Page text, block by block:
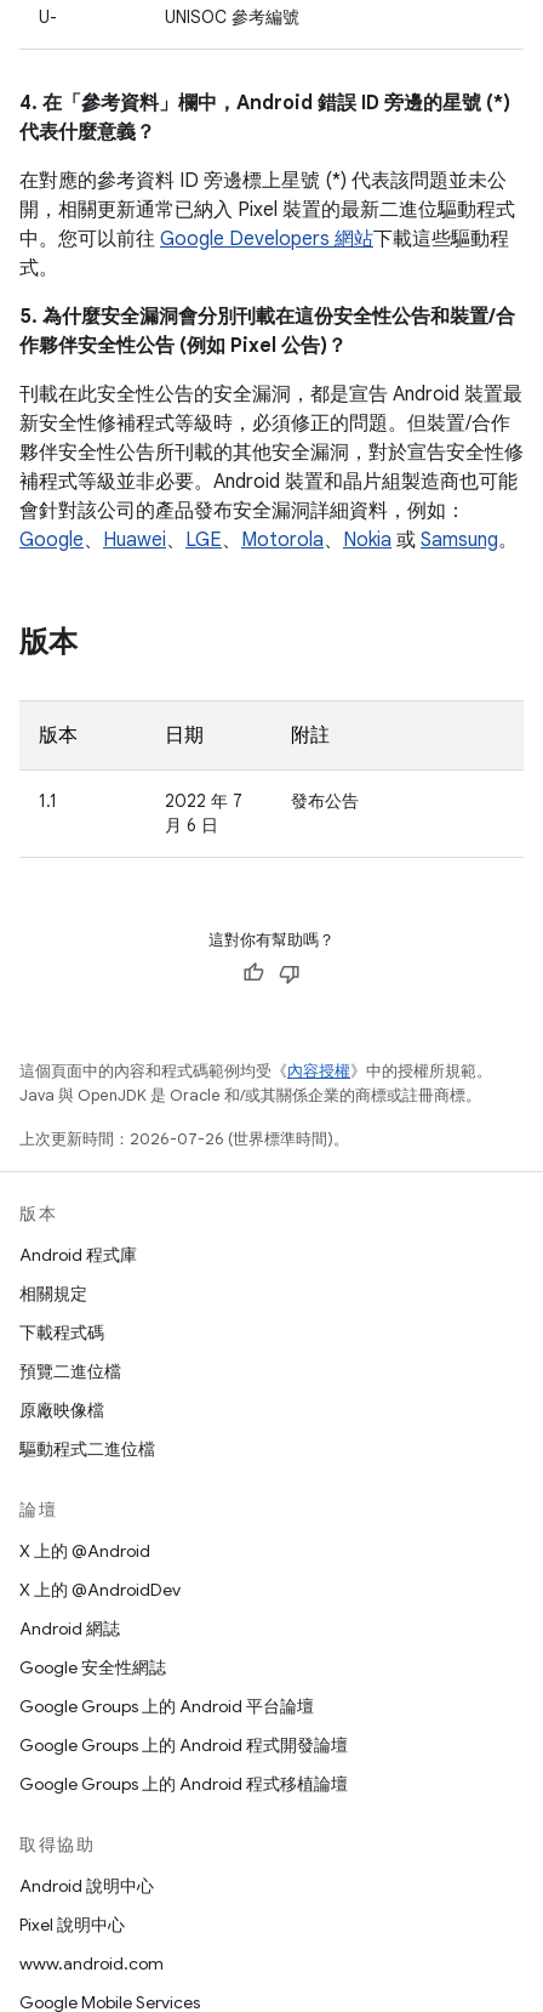
U- UNISOC 參考編號
4. 在「參考資料」 欄中，Android 錯誤 ID 旁邊的星號 (*)
代表什麼意義？
在對應的參考資料 ID 旁邊標上星號 (*) 代表該問題並未公
開，相關更新通常已納入 Pixel 裝置的最新二進位驅動程式
中。您可以前往 Google Developers 網站下載這些驅動程
式。
5. 為什麼安全漏洞會分別刊載在這份安全性公告和裝置/合
作夥伴安全性公告 (例如 Pixel 公告)？
刊載在此安全性公告的安全漏洞，都是宣告 Android 裝置最
新安全性修補程式等級時，必須修正的問題。但裝置/合作
夥伴安全性公告所刊載的其他安全漏洞，對於宣告安全性修
補程式等級並非必要。Android 裝置和晶片組製造商也可能
會針對該公司的產品發布安全漏洞詳細資料，例如：
Google、 Huawei、 LGE、 Motorola、 Nokia 或 Samsung。
版本
版本 日期 附註
1.1
2022 年 7
月 6 日
發布公告
這對你有幫助嗎？
這個頁面中的內容和程式碼範例均受《內容授權》中的授權所規範。
Java 與 OpenJDK 是 Oracle 和/或其關係企業的商標或註冊商標。
上次更新時間：2026-07-26 (世界標準時間)。
版本
Android 程式庫
相關規定
下載程式碼
預覽二進位檔
原廠映像檔
驅動程式二進位檔
論壇
X 上的 @Android
X 上的 @AndroidDev
Android 網誌
Google 安全性網誌
Google Groups 上的 Android 平台論壇
Google Groups 上的 Android 程式開發論壇
Google Groups 上的 Android 程式移植論壇
取得協助
Android 說明中心
Pixel 說明中心
www.android.com
Google Mobile Services